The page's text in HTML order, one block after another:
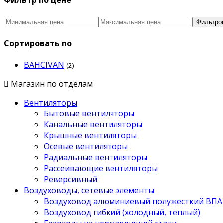
Сортировать по
BAHCIVAN (2)
Магазин по отделам
Вентиляторы
Бытовые вентиляторы
Канальные вентиляторы
Крышные вентиляторы
Осевые вентиляторы
Радиальные вентиляторы
Рассеивающие вентиляторы
Реверсивный
Воздуховоды, сетевые элементы
Воздуховод алюминиевый полужесткий ВПА
Воздуховод гибкий (холодный, теплый)